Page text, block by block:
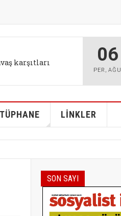
değişikliği bizi
06
PER ,AĞU
LİNKLER
SON SAYI